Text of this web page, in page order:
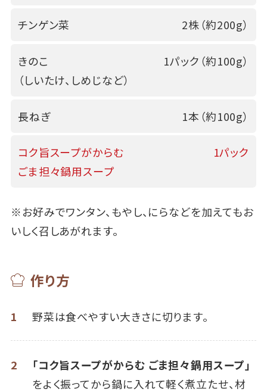
チンゲン菜 2株（約200g）
きのこ
（しいたけ、しめじなど）
1パック（約100g）
長ねぎ 1本（約100g）
コク旨スープがからむ
ごま担々鍋用スープ
1パック
※お好みでワンタン、もやし、にらなどを加えてもお
いしく召しあがれます。
作り方
1 野菜は食べやすい大きさに切ります。
2
「コク旨スープがからむ ごま担々鍋用スープ」
をよく振ってから鍋に入れて軽く煮立たせ、材